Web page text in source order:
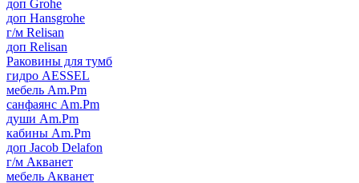
доп Grohe
доп Hansgrohe
г/м Relisan
доп Relisan
Раковины для тумб
гидро AESSEL
мебель Am.Pm
санфаянс Am.Pm
души Am.Pm
кабины Am.Pm
доп Jacob Delafon
г/м Акванет
мебель Акванет